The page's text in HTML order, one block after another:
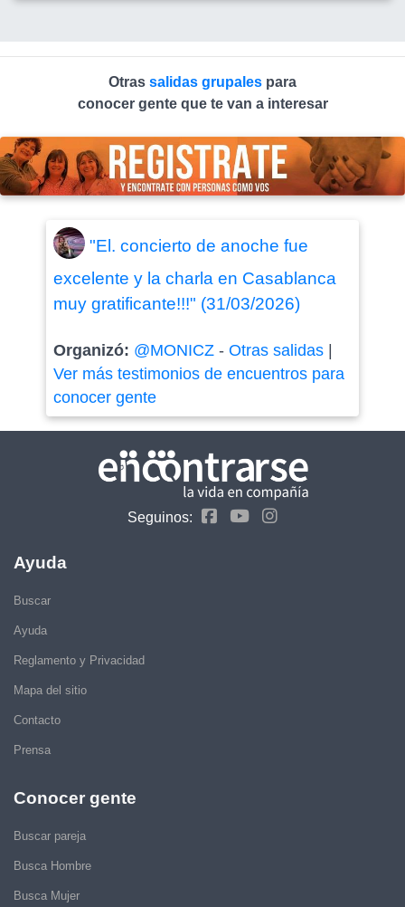
Otras salidas grupales para
conocer gente que te van a interesar
"El. concierto de anoche fue
excelente y la charla en Casablanca
muy gratificante!!!" (31/03/2026)
Organizó: @MONICZ- Otras salidas|
Ver más testimonios de encuentros para
conocer gente
Seguinos:
Ayuda
Buscar
Ayuda
Reglamento y Privacidad
Mapa del sitio
Contacto
Prensa
Conocer gente
Buscar pareja
Busca Hombre
Busca Mujer